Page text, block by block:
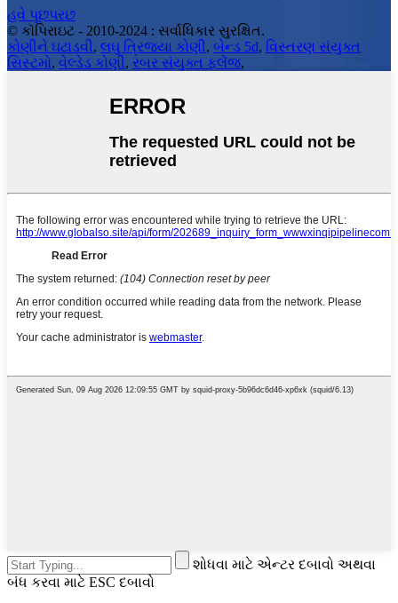
હવે પૂછપરછ
© કૉપિરાઇટ - 2010-2024 : સર્વાધિકાર સુરક્ષિત.
કોણીને ઘટાડવી, લઘુ ત્રિજ્યા કોણી, બેન્ડ 5d, વિસ્તરણ સંયુક્ત
સિસ્ટમો, વેલ્ડેડ કોણી , રબર સંયુક્ત ફ્લેંજ,
શોધવા માટે એન્ટર દબાવો અથવા
બંધ કરવા માટે ESC દબાવો